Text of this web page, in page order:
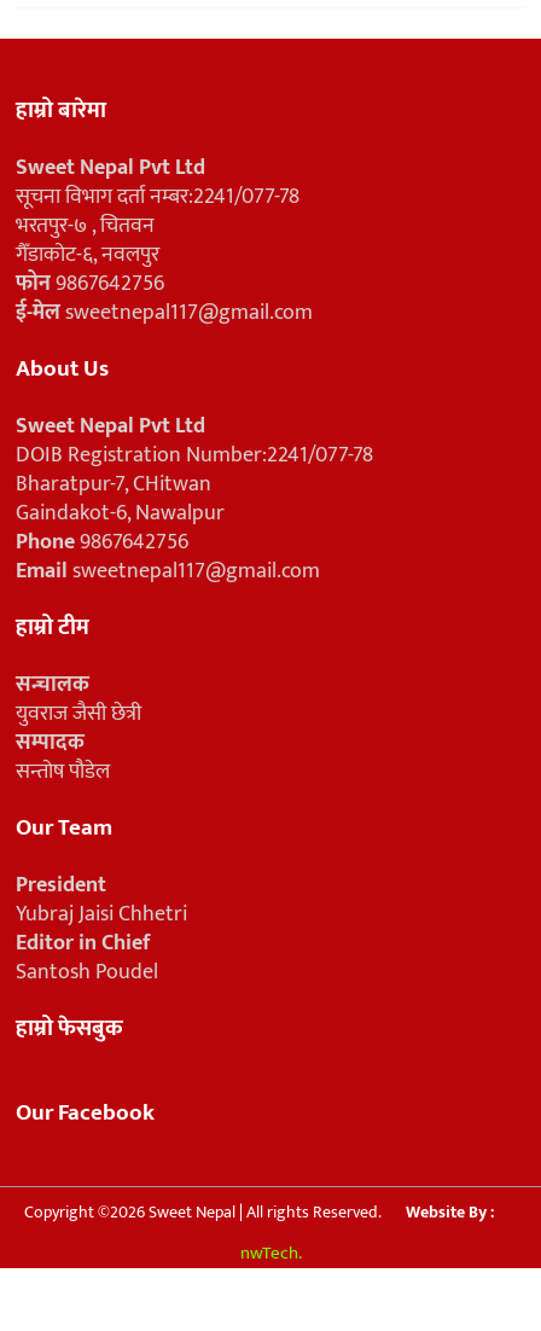
हाम्रो बारेमा
Sweet Nepal Pvt Ltd
सूचना विभाग दर्ता नम्बर:2241/077-78
भरतपुर-७ , चितवन
गैँडाकोट-६, नवलपुर
फोन9867642756
ई-मेलsweetnepal117@gmail.com
About Us
Sweet Nepal Pvt Ltd
DOIB Registration Number:2241/077-78
Bharatpur-7, CHitwan
Gaindakot-6, Nawalpur
Phone9867642756
Emailsweetnepal117@gmail.com
हाम्रो टीम
सन्चालक
युवराज जैसी छेत्री
सम्पादक
सन्तोष पौडेल
Our Team
President
Yubraj Jaisi Chhetri
Editor in Chief
Santosh Poudel
हाम्रो फेसबुक
Our Facebook
Copyright ©2026 Sweet Nepal | All rights Reserved. Website By :
nwTech.